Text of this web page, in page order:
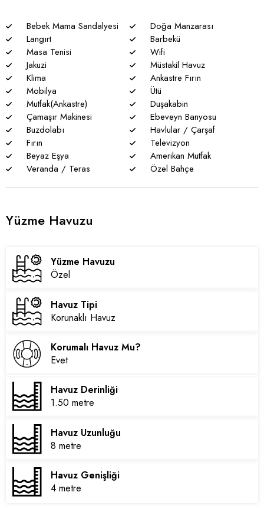
sakınma payı mevcuttur.
* Villalarımızda yaz aylarında yoğun nüfus artışı nedeniyle
nadiren de olsa elektrik ve su kesintileri yaşanabilmektedir.
Bebek Mama Sandalyesi
Doğa Manzarası
Langırt
Barbekü
Masa Tenisi
Wifi
Jakuzi
Müstakil Havuz
Klima
Ankastre Fırın
Mobilya
Ütü
Mutfak(Ankastre)
Duşakabin
Çamaşır Makinesi
Ebeveyn Banyosu
Buzdolabı
Havlular / Çarşaf
Fırın
Televizyon
Beyaz Eşya
Amerikan Mutfak
Veranda / Teras
Özel Bahçe
Yüzme Havuzu
Yüzme Havuzu
Özel
Havuz Tipi
Korunaklı Havuz
Korumalı Havuz Mu?
Evet
Havuz Derinliği
1.50 metre
Havuz Uzunluğu
8 metre
Havuz Genişliği
4 metre